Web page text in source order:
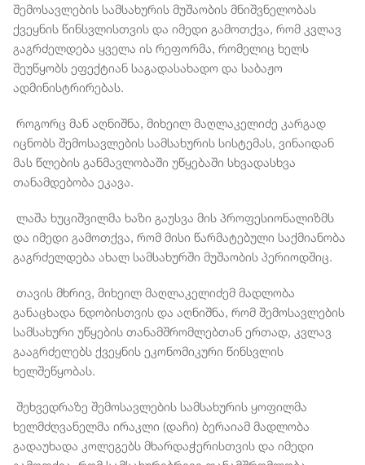
შემოსავლების სამსახურის მუშაობის მნიშვნელობას
ქვეყნის წინსვლისთვის და იმედი გამოთქვა, რომ კვლავ
გაგრძელდება ყველა ის რეფორმა, რომელიც ხელს
შეუწყობს ეფექტიან საგადასახადო და საბაჟო
ადმინისტრირებას.
როგორც მან აღნიშნა, მიხეილ მაღლაკელიძე კარგად
იცნობს შემოსავლების სამსახურის სისტემას, ვინაიდან
მას წლების განმავლობაში უწყებაში სხვადასხვა
თანამდებობა ეკავა.
ლაშა ხუციშვილმა ხაზი გაუსვა მის პროფესიონალიზმს
და იმედი გამოთქვა, რომ მისი წარმატებული საქმიანობა
გაგრძელდება ახალ სამსახურში მუშაობის პერიოდშიც.
თავის მხრივ, მიხეილ მაღლაკელიძემ მადლობა
განაცხადა ნდობისთვის და აღნიშნა, რომ შემოსავლების
სამსახური უწყების თანამშრომლებთან ერთად, კვლავ
გააგრძელებს ქვეყნის ეკონომიკური წინსვლის
ხელშეწყობას.
შეხვედრაზე შემოსავლების სამსახურის ყოფილმა
ხელმძღვანელმა ირაკლი (დაჩი) ბერაიამ მადლობა
გადაუხადა კოლეგებს მხარდაჭერისთვის და იმედი